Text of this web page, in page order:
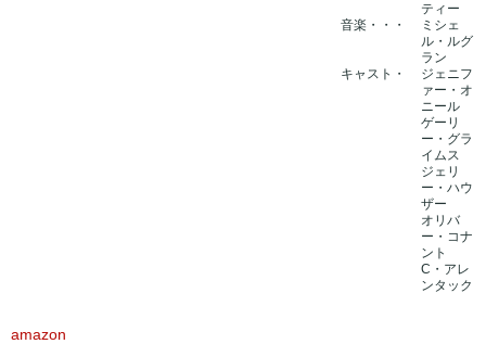
ティー
音楽・・・
ミシェ
ル・ルグ
ラン
キャスト・
ジェニフ
ァー・オ
ニール
ゲーリ
ー・グラ
イムス
ジェリ
ー・ハウ
ザー
オリバ
ー・コナ
ント
C・アレ
ンタック
amazon